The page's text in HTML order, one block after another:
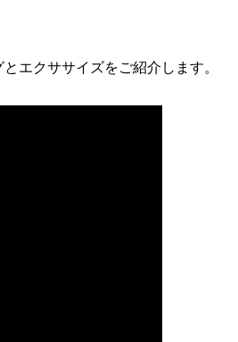
エクササイズをご紹介します。